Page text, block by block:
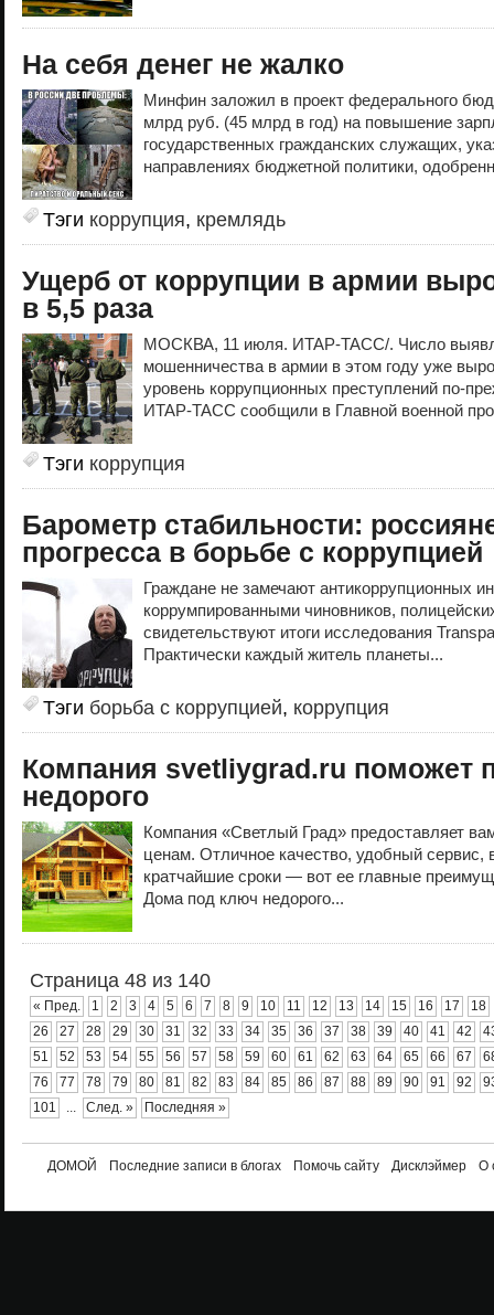
На себя денег не жалко
Минфин заложил в проект федерального
млрд руб. (45 млрд в год) на повышение
государственных гражданских служащих,
направлениях бюджетной политики,
Тэги коррупция, кремлядь
Ущерб от коррупции в армии
в 5,5 раза
МОСКВА, 11 июля. ИТАР-ТАСС/. Число
мошенничества в армии в этом году уже
уровень коррупционных преступлений по-
ИТАР-ТАСС сообщили в Главной военной
Тэги коррупция
Барометр стабильности:
прогресса в борьбе с коррупцией
Граждане не замечают антикоррупционных
коррумпированными чиновников,
свидетельствуют итоги исследования
Практически каждый житель планеты...
Тэги борьба с коррупцией, коррупция
Компания svetliygrad.ru поможет
недорого
Компания «Светлый Град» предоставляет
ценам. Отличное качество, удобный сервис,
кратчайшие сроки — вот ее главные
Дома под ключ недорого...
Страница 48 из 140
« Пред. 1 2 3 4 5 6 7 8 9 10 11 12 13 14 15 16 17
18
26
27 28 29 30 31 32 33 34 35 36 37 38 39 40 41 42
51
52 53 54 55 56 57 58 59 60 61 62 63 64 65 66 67
76
77 78 79 80 81 82 83 84 85 86 87 88 89 90 91 92
101
... След. » Последняя »
ДОМОЙ Последние записи в блогах Помочь сайту Дисклэймер О